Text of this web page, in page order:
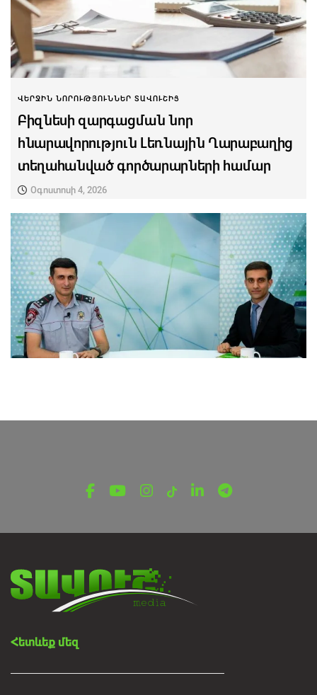
ՎԵՐՋԻՆ ՆՈՐՈՒԹՅՈՒՆՆԵՐ ՏԱՎՈՒՇԻՑ
Բիզնեսի զարգացման նոր
հնարավորություն Լեռնային Ղարաբաղից
տեղահանված գործարարների համար
Օգոստոսի 4, 2026
մարտահրավերները
Հետևեք մեզ